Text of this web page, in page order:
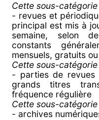
Cette sous-
- revues et
principal est mis à
semaine, selon
constants
mensuels, gratuits
Cette sous-
- parties de revues
grands titres
fréquence régulière
Cette sous-
- archives